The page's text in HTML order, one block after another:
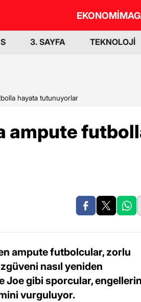
EKONOMİ
3. SAYFA TEKNOLOJİ
hayata tutunuyorlar
ampute
ampute futbolcular, zorlu
nasıl yeniden
Joe gibi sporcular,
vurguluyor.